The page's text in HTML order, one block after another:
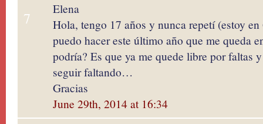
7
Elena
Hola, tengo 17 años y nunca repetí (estoy
puedo hacer este último año que me queda
podría? Es que ya me quede libre por faltas
seguir faltando…
Gracias
June 29th, 2014 at 16:34